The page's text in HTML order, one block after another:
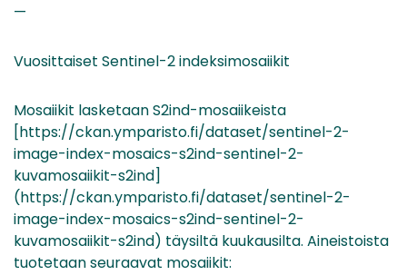
—
Vuosittaiset Sentinel-2 indeksimosaiikit
Mosaiikit lasketaan S2ind-mosaiikeista
[https://ckan.ymparisto.fi/dataset/sentinel-2-
image-index-mosaics-s2ind-sentinel-2-
kuvamosaiikit-s2ind]
(https://ckan.ymparisto.fi/dataset/sentinel-2-
image-index-mosaics-s2ind-sentinel-2-
kuvamosaiikit-s2ind) täysiltä kuukausilta. Aineistoista
tuotetaan seuraavat mosaiikit: